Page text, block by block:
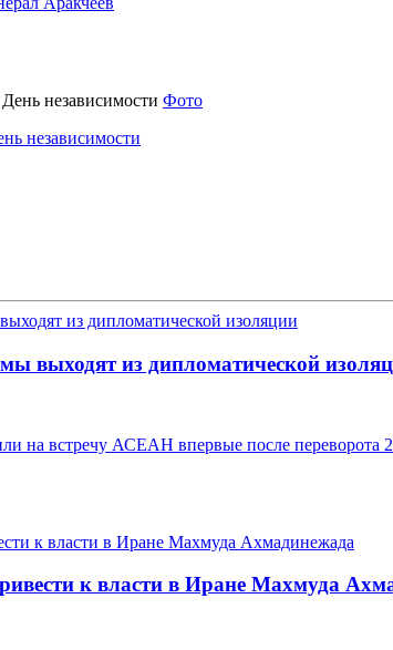
Фото
независимости
выходят из дипломатической
на встречу АСЕАН впервые после переворота
к власти в Иране Махмуда